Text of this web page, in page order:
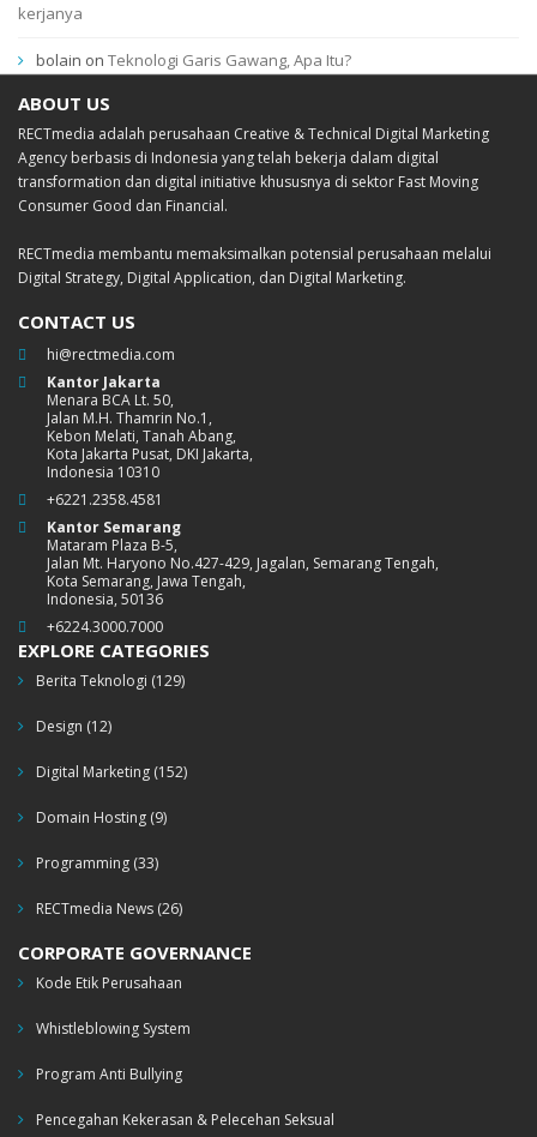
kerjanya
bolain on Teknologi Garis Gawang, Apa Itu?
ABOUT US
RECTmedia adalah perusahaan Creative & Technical Digital Marketing
Agency berbasis di Indonesia yang telah bekerja dalam digital
transformation dan digital initiative khususnya di sektor Fast Moving
Consumer Good dan Financial.
RECTmedia membantu memaksimalkan potensial perusahaan melalui
Digital Strategy, Digital Application, dan Digital Marketing.
CONTACT US
hi@rectmedia.com
Kantor Jakarta
Menara BCA Lt. 50,
Jalan M.H. Thamrin No.1,
Kebon Melati, Tanah Abang,
Kota Jakarta Pusat, DKI Jakarta,
Indonesia 10310
+6221.2358.4581
Kantor Semarang
Mataram Plaza B-5,
Jalan Mt. Haryono No.427-429, Jagalan, Semarang Tengah,
Kota Semarang, Jawa Tengah,
Indonesia, 50136
+6224.3000.7000
EXPLORE CATEGORIES
Berita Teknologi (129)
Design (12)
Digital Marketing (152)
Domain Hosting (9)
Programming (33)
RECTmedia News (26)
CORPORATE GOVERNANCE
Kode Etik Perusahaan
Whistleblowing System
Program Anti Bullying
Pencegahan Kekerasan & Pelecehan Seksual